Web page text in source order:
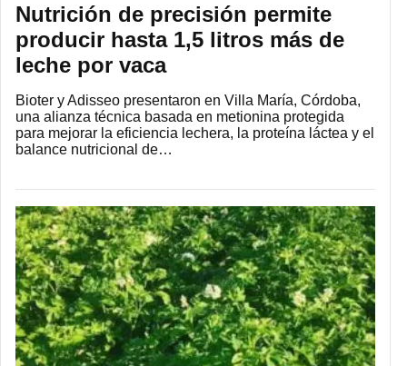
Nutrición de precisión permite
producir hasta 1,5 litros más de
leche por vaca
Bioter y Adisseo presentaron en Villa María, Córdoba,
una alianza técnica basada en metionina protegida
para mejorar la eficiencia lechera, la proteína láctea y el
balance nutricional de…